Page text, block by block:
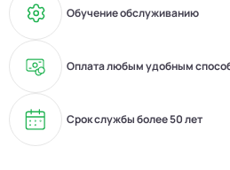
Обучение обслуживанию
Оплата любым удобным
Срок службы более 50 лет